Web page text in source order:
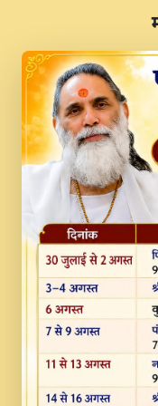
JINU
Pawan ji 20-
PRABHU
Kina Sohna
Vaishno Devi
Lakhwinder
MERE
NEW
FULL VIDEO
Na To
Divine Bhajan
Radha
Song By